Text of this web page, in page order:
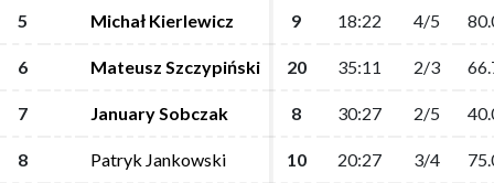
5 Michał Kierlewicz 9 18:22 4/5
6 Mateusz Szczypiński 20 35:11 2/3
7 January Sobczak 8 30:27 2/5
8 Patryk Jankowski 10 20:27 3/4
5 Michał Kierlewicz 9 18:22 4/5
6 Mateusz Szczypiński 20 35:11 2/3
7 January Sobczak 8 30:27 2/5
8 Patryk Jankowski 10 20:27 3/4